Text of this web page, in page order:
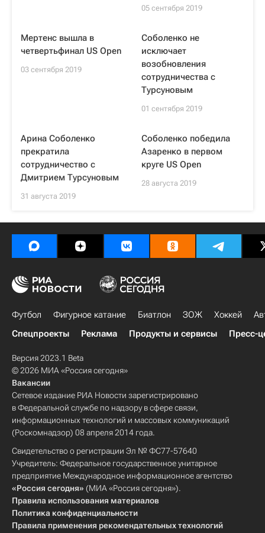
05 сентября 2019
Мертенс вышла в
четвертьфинал US Open
03 сентября 2019
Соболенко не
исключает
возобновления
сотрудничества с
Турсуновым
01 сентября 2019
Арина Соболенко
прекратила
сотрудничество с
Дмитрием Турсуновым
31 августа 2019
Соболенко победила
Азаренко в первом
круге US Open
28 августа 2019
Футбол Фигурное катание Биатлон ЗОЖ Хоккей
Спецпроекты
Реклама Продукты и сервисы Пресс-
Версия 2023.1 Beta
© 2026 МИА «Россия сегодня»
Вакансии
Сетевое издание РИА Новости зарегистрировано
в Федеральной службе по надзору в сфере связи,
информационных технологий и массовых коммуникаций
(Роскомнадзор) 08 апреля 2014 года.
Свидетельство о регистрации Эл № ФС77-57640
Учредитель: Федеральное государственное унитарное
предприятие Международное информационное агентство
«Россия сегодня» (МИА «Россия сегодня»).
Правила использования материалов
Политика конфиденциальности
Правила применения рекомендательных технологий